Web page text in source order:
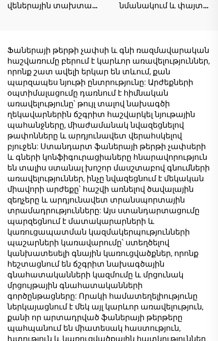
վեներային տախտակի
սերդերային
մելամինային վեներ
սանդղաձև
մետաղական
կառուցվածքի համար
նմանակում և փայտի
cauc վերջին մոդելի
թվային տպագրված
զարդանախշային
սալիկներ | Նույն գույնի
եզրաշերտեր |
Ներկման առանց լաքս
մեբելի սալիկների
հավաքածու
Ֆաներայի թերթի չափսի և գնի ռազմավարական
հաշվառումը բերում է կարևոր առավելություններ,
որոնք շատ ավելի երկար են տևում, քան
պարզապես նյութի ընտրությունը: Արժեքների
օպտիմալացումը դառնում է հիմնական
առավելությունը՝ թույլ տալով նախագծի
ղեկավարներին ճշգրիտ հաշվարկել նյութային
պահանջները, միաժամանակ նվազեցնելով
թափոնները և արդյունավետ վերահսկելով
բյուջեն: Ստանդարտ ֆաներայի թերթի չափսերի
և գների կոնֆիգուրացիաները հնարավորություն
են տալիս ստանալ խոշոր մասշտաբով գնումների
առավելություններ, ինչը նվազեցնում է մեկական
միավորի արժեքը՝ հաշվի առնելով ծավալային
զեղչերը և արդյունավետ տրանսպորտային
տրամադրությունները: Այս ստանդարտացումը
պարզեցնում է մատակարարների և
կառուցապատման կազմակերպությունների
պաշարների կառավարումը՝ ստեղծելով
կանխատեսելի գնային կառուցվածքներ, որոնք
հեշտացնում են ճշգրիտ նախագծային
գնահատականների կազմումը և մրցունակ
մրցույթային գնահատականների
գործընթացները: Որակի համատեղելիությունը
ներկայացնում է մեկ այլ կարևոր առավելություն,
քանի որ արտադրված ֆաներայի թերթերը
պահպանում են միատեսակ հաստություն,
խտություն և կառուցվածքային հատկություններ